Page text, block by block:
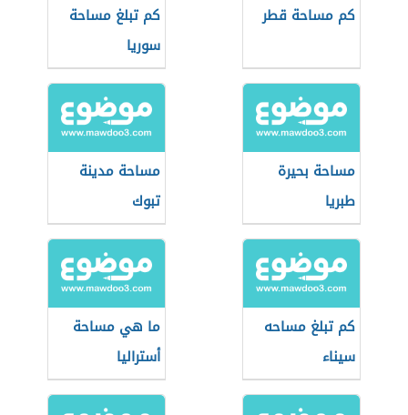
كم مساحة قطر
كم تبلغ مساحة
سوريا
مساحة بحيرة
طبريا
مساحة مدينة
تبوك
كم تبلغ مساحه
سيناء
ما هي مساحة
أستراليا